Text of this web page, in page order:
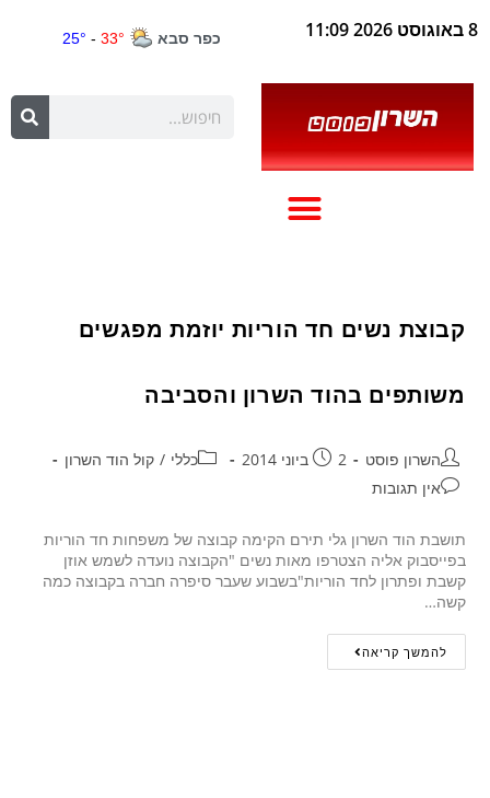
8 באוגוסט 2026 11:09
קבוצת נשים חד הוריות יוזמת מפגשים
משותפים בהוד השרון והסביבה
השרון פוסט 2 ביוני 2014 כללי / קול הוד השרון
אין תגובות
תושבת הוד השרון גלי תירם הקימה קבוצה של משפחות חד הוריות
בפייסבוק אליה הצטרפו מאות נשים "הקבוצה נועדה לשמש אוזן
קשבת ופתרון לחד הוריות"בשבוע שעבר סיפרה חברה בקבוצה כמה
קשה…
להמשך קריאה